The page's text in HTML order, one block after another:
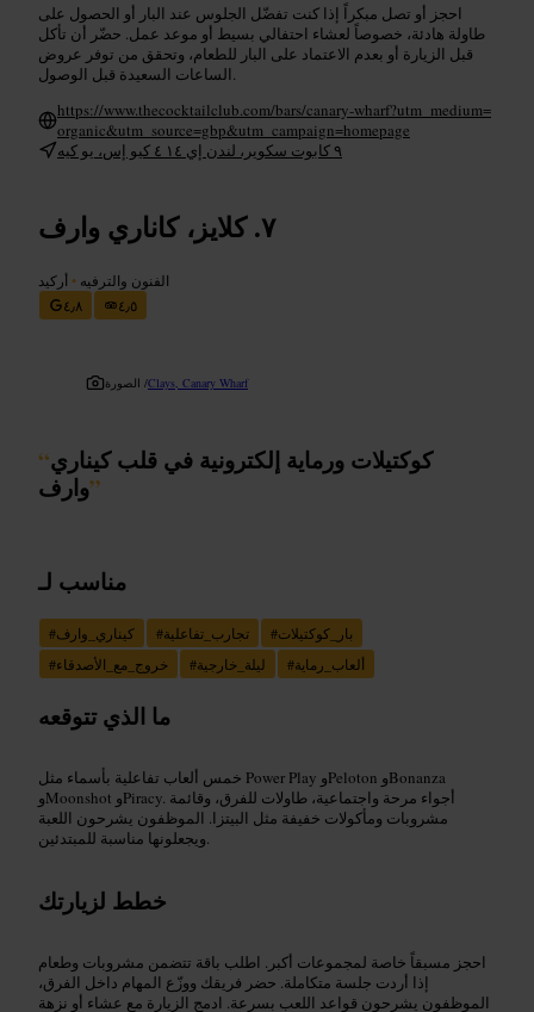
احجز أو تصل مبكراً إذا كنت تفضّل الجلوس عند البار أو الحصول على
طاولة هادئة، خصوصاً لعشاء احتفالي بسيط أو موعد عمل. حضّر أن تأكل
قبل الزيارة أو بعدم الاعتماد على البار للطعام، وتحقق من توفر عروض
الساعات السعيدة قبل الوصول.
https://www.thecocktailclub.com/bars/canary-wharf?utm_medium=
organic&utm_source=gbp&utm_campaign=homepage
٩ كابوت سكوير، لندن إي ١٤ ٤ كيو إس، يو كيه
كلايز، كاناري وارف
الفنون والترفيه • أركيد
٤٫٨
٤٫٥
الصورة /Clays, Canary Wharf
“كوكتيلات ورماية إلكترونية في قلب كيناري
وارف”
مناسب لـ
#كيناري_وارف #تجارب_تفاعلية #بار_كوكتيلات
#خروج_مع_الأصدقاء #ليلة_خارجية #ألعاب_رماية
ما الذي تتوقعه
خمس ألعاب تفاعلية بأسماء مثل Power Play وPeloton وBonanza
وMoonshot وPiracy. أجواء مرحة واجتماعية، طاولات للفرق، وقائمة
مشروبات ومأكولات خفيفة مثل البيتزا. الموظفون يشرحون اللعبة
ويجعلونها مناسبة للمبتدئين.
خطط لزيارتك
احجز مسبقاً خاصة لمجموعات أكبر. اطلب باقة تتضمن مشروبات وطعام
إذا أردت جلسة متكاملة. حضر فريقك ووزّع المهام داخل الفرق،
الموظفون يشرحون قواعد اللعب بسرعة. ادمج الزيارة مع عشاء أو نزهة